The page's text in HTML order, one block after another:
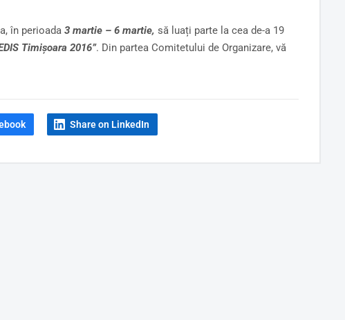
în perioada 3 martie – 6 martie, să luați parte la cea de-a 19
Timișoara 2016”. Din partea Comitetului de Organizare, vă
Share on LinkedIn